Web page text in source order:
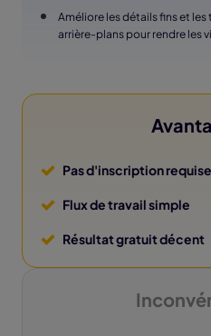
Améliore les détails fins et
arrière-plans pour rendre les
Pas d'inscription requise
Flux de travail simple
Résultat gratuit décent